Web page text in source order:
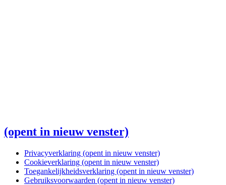
(opent in nieuw venster)
Privacyverklaring (opent in nieuw venster)
Cookieverklaring (opent in nieuw venster)
Toegankelijkheidsverklaring (opent in nieuw venster)
Gebruiksvoorwaarden (opent in nieuw venster)